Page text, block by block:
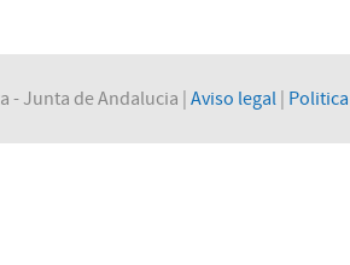
- Junta de Andalucia | Aviso legal|